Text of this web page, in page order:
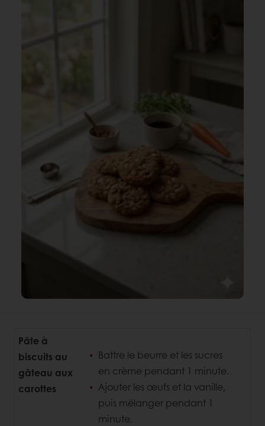
Pâte à
biscuits au
gâteau aux
carottes
Battre le beurre et les sucres
en crème pendant 1 minute.
Ajouter les œufs et la vanille,
puis mélanger pendant 1
minute.